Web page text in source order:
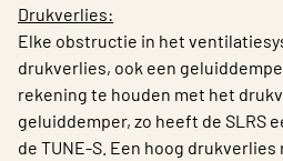
Drukverlies:
Elke obstructie in het
drukverlies, ook een
rekening te houden met het
geluiddemper, zo heeft de SLRS
de TUNE-S. Een hoog